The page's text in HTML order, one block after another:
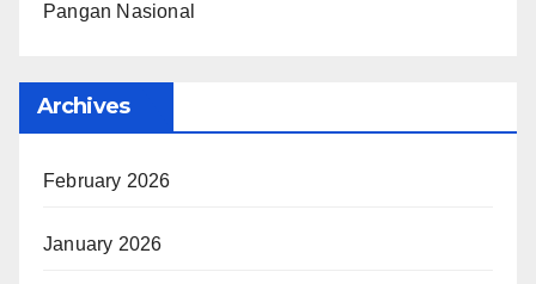
Pangan Nasional
Archives
February 2026
January 2026